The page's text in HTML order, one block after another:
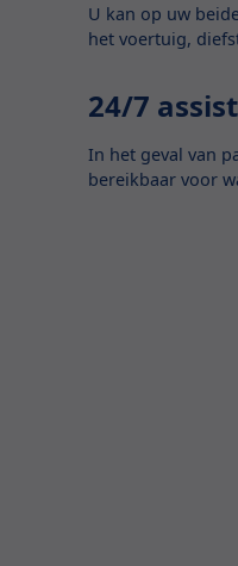
U kan op uw
het voertuig,
24/7
In het geval van
bereikbaar voor